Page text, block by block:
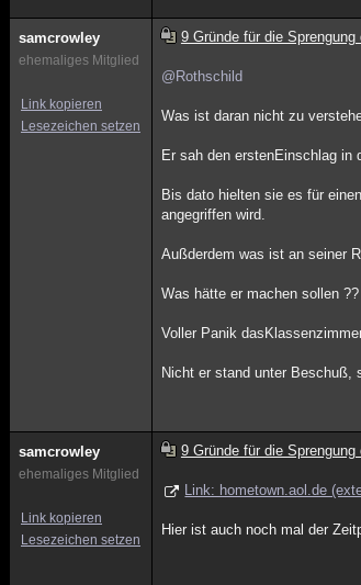
samcrowley
ehemaliges Mitglied
Link kopieren
Lesezeichen setzen
9 Gründe für die Sprengung
@Rothschild
Was ist daran nicht zu
Er sah den erstenEinschlag in
Bis dato hielten sie es für
angegriffen wird.
Außderdem was ist an seiner
Was hätte er machen sollen ??
Voller Panik
Nicht er stand unter Beschuß,
samcrowley
ehemaliges Mitglied
Link kopieren
Lesezeichen setzen
9 Gründe für die Sprengung
Link: hometown.aol.de
Hier ist auch noch mal der